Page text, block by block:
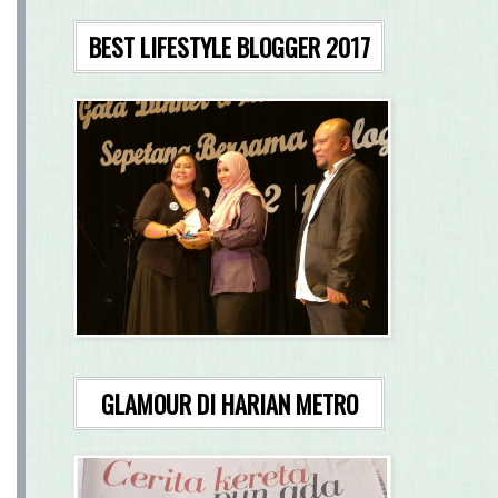
BEST LIFESTYLE BLOGGER 2017
GLAMOUR DI HARIAN METRO